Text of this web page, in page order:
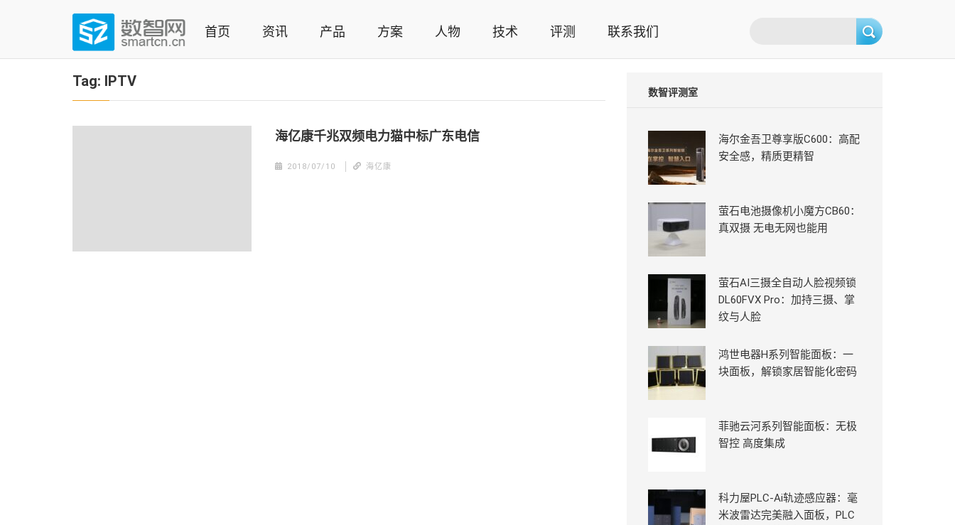
(Press
数智网
智能家居第一资讯门户 | 智能家居系统，智能家居产品，智能家居解决方案，智能家居技术应用，智能家居行业观点，智能家居项目案例
首页 资讯 产品 方案 人物 技术 评测 联系我们
Tag: IPTV
海亿康千兆双频电力猫中标广东电信
2018/07/10 海亿康
数智评测室
海尔金吾卫尊享版C600：高配
安全感，精质更精智
萤石电池摄像机小魔方CB60：
真双摄 无电无网也能用
萤石AI三摄全自动人脸视频锁
DL60FVX Pro：加持三摄、掌
纹与人脸
鸿世电器H系列智能面板：一
块面板，解锁家居智能化密码
菲驰云河系列智能面板：无极
智控 高度集成
科力屋PLC-Ai轨迹感应器：毫
米波雷达完美融入面板，PLC